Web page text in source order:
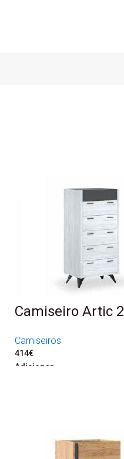
Camiseiro Artic 2
Camiseiros
414€
Adicionar